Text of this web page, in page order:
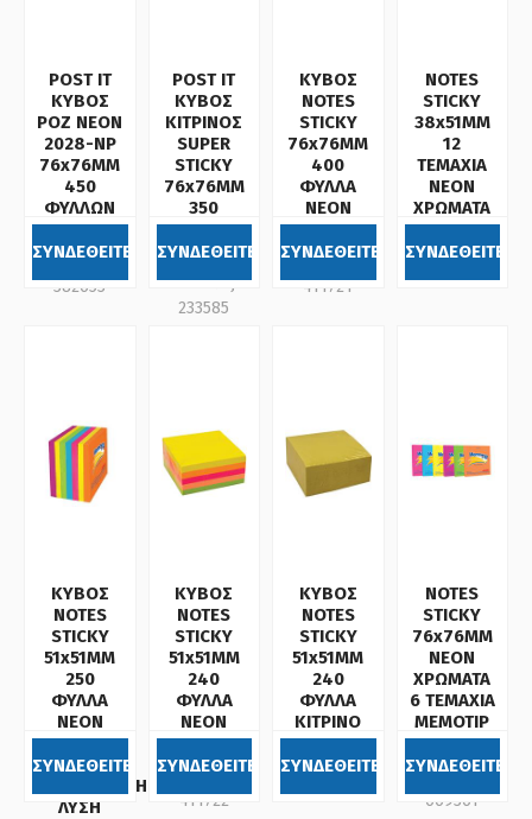
POST IT
ΚΥΒΟΣ
ΡΟΖ ΝΕΟΝ
2028-NP
76x76MM
450
ΦΥΛΛΩΝ
3Μ
Κωδικός:
382653
ΣΥΝΔΕΘΕΙΤΕ
POST IT
ΚΥΒΟΣ
ΚΙΤΡΙΝΟΣ
SUPER
STICKY
76x76MM
350
ΦΥΛΛΩΝ
3Μ
Κωδικός:
233585
ΣΥΝΔΕΘΕΙΤΕ
ΚΥΒΟΣ
NOTES
STICKY
76x76MM
400
ΦΥΛΛΑ
ΝΕΟΝ
ΧΡΩΜΑΤΑ
Κωδικός:
411721
ΣΥΝΔΕΘΕΙΤΕ
NOTES
STICKY
38x51MM
12
ΤΕΜΑΧΙΑ
ΝΕΟΝ
ΧΡΩΜΑΤΑ
ΣΥΝΔΕΘΕΙΤΕ
ΚΥΒΟΣ
NOTES
STICKY
51x51MM
250
ΦΥΛΛΑ
ΝΕΟΝ
ΧΡΩΜΑΤΑ
DONAU
ΟΙΚΟΝΟΜΙΚΗ
ΛΥΣΗ
ΣΥΝΔΕΘΕΙΤΕ
ΚΥΒΟΣ
NOTES
STICKY
51x51MM
240
ΦΥΛΛΑ
ΝΕΟΝ
ΧΡΩΜΑΤΑ
Κωδικός:
411722
ΣΥΝΔΕΘΕΙΤΕ
ΚΥΒΟΣ
NOTES
STICKY
51x51MM
240
ΦΥΛΛΑ
ΚΙΤΡΙΝΟ
ΣΥΝΔΕΘΕΙΤΕ
NOTES
STICKY
76x76MM
ΝΕΟΝ
ΧΡΩΜΑΤΑ
6 ΤΕΜΑΧΙΑ
MEMOTIP
/ OFFICE
Κωδικός:
669361
ΣΥΝΔΕΘΕΙΤΕ